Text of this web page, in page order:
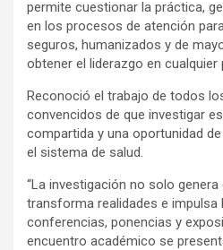
permite cuestionar la práctica,
en los procesos de atención
seguros, humanizados y de
obtener el liderazgo en cualquier
Reconoció el trabajo de todos
convencidos de que investigar
compartida y una oportunidad
el sistema de salud.
“La investigación no solo
transforma realidades e impulsa
conferencias, ponencias y
encuentro académico se